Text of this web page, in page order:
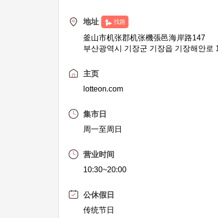
地址 找路
釜山市机张郡机张機張邑海岸路147
부산광역시 기장군 기장읍 기장해안로
主页
lotteon.com
集市日
周一至周日
营业时间
10:30~20:00
公休假日
传统节日